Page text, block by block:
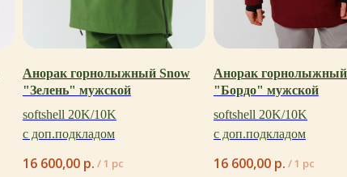
Анорак горнолыжный Snow
"Зелень" мужской
softshell 20K/10K
с доп.подкладом
16 600,00 р. / 1 pc
Анорак горнолыжный
"Бордо" мужской
softshell 20K/10K
с доп.подкладом
16 600,00 р. / 1 pc